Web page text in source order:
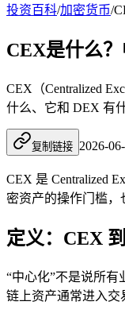
投资百科/加密货币/
CEX是什么
CEX（Centralized
什么、它和 DEX 有
复制链接 2026-
CEX 是 Centralized
密资产的操作门槛，
定义：CEX
“中心化”不是说所
链上资产通常进入交